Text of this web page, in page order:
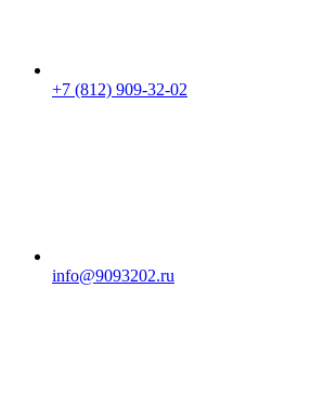
+7 (812) 909-32-02
info@9093202.ru